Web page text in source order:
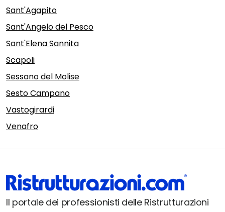
Sant'Agapito
Sant'Angelo del Pesco
Sant'Elena Sannita
Scapoli
Sessano del Molise
Sesto Campano
Vastogirardi
Venafro
Il portale dei professionisti delle Ristrutturazioni